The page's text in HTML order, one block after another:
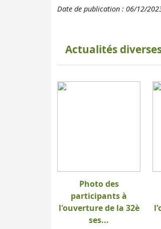
Date de publication : 06/12/
Actualités
Photo des
participants à
l'ouverture de la 32è
ses...